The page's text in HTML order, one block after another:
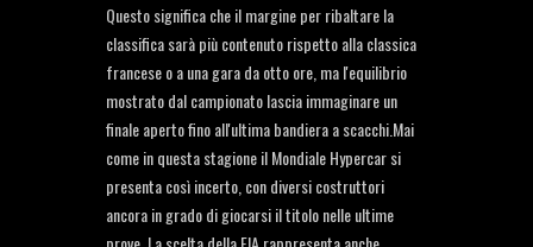
Questo significa che il margine per ribaltare la
classifica sarà più contenuto rispetto alla classica
francese o a una gara da otto ore, ma l'equilibrio
mostrato dal campionato lascia immaginare un
finale aperto fino all'ultima bandiera a scacchi.Mai
come in questa stagione il Mondiale Hypercar si
presenta così incerto, con diversi costruttori
ancora in grado di giocarsi il titolo nelle ultime